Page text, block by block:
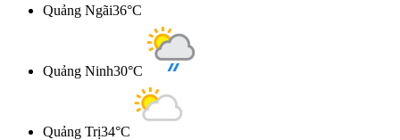
Quảng Ngãi36°C
Quảng Ninh30°C
Quảng Trị34°C